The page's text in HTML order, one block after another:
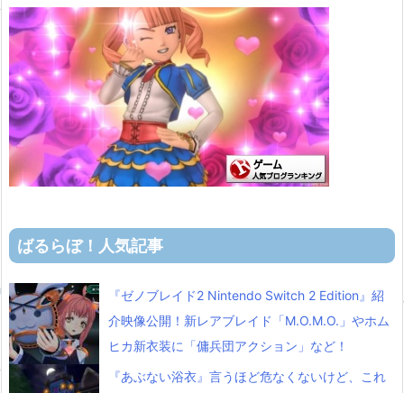
ばるらぼ！人気記事
『ゼノブレイド2 Nintendo Switch 2 Edition』紹
介映像公開！新レアブレイド「M.O.M.O.」やホム
ヒカ新衣装に「傭兵団アクション」など！
『あぶない浴衣』言うほど危なくないけど、これ